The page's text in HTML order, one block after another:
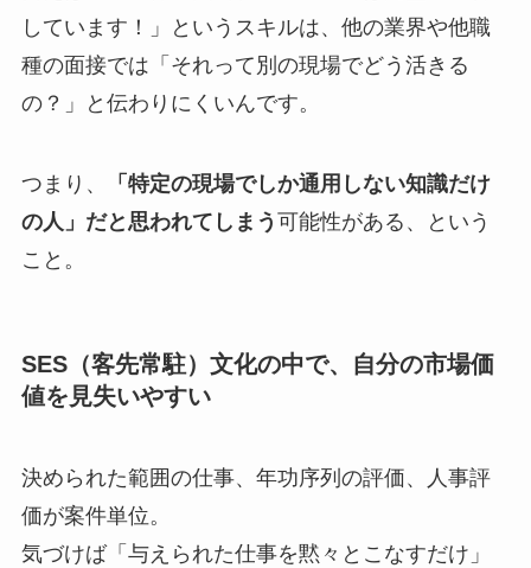
しています！」というスキルは、他の業界や他職
種の面接では「それって別の現場でどう活きる
の？」と伝わりにくいんです。
つまり、
「特定の現場でしか通用しない知識だけ
の人」だと思われてしまう 可能性がある、という
こと。
SES（客先常駐）文化の中で、自分の市場価
値を見失いやすい
決められた範囲の仕事、年功序列の評価、人事評
価が案件単位。
気づけば「与えられた仕事を黙々とこなすだけ」